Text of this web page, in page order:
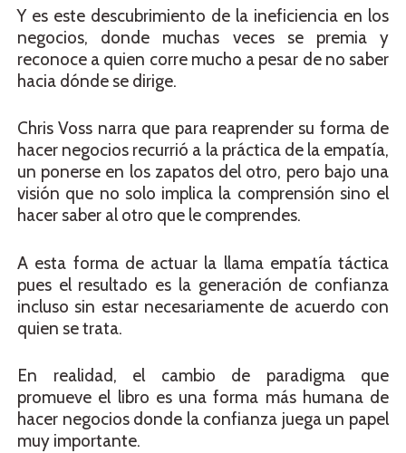
Y es este descubrimiento de la ineficiencia en los
negocios, donde muchas veces se premia y
reconoce a quien corre mucho a pesar de no saber
hacia dónde se dirige.
Chris Voss narra que para reaprender su forma de
hacer negocios recurrió a la práctica de la empatía,
un ponerse en los zapatos del otro, pero bajo una
visión que no solo implica la comprensión sino el
hacer saber al otro que le comprendes.
A esta forma de actuar la llama empatía táctica
pues el resultado es la generación de confianza
incluso sin estar necesariamente de acuerdo con
quien se trata.
En realidad, el cambio de paradigma que
promueve el libro es una forma más humana de
hacer negocios donde la confianza juega un papel
muy importante.